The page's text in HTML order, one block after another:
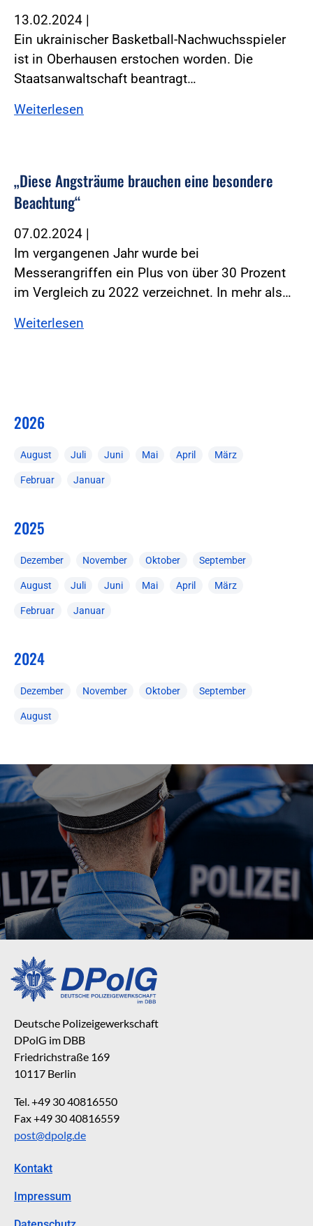
13.02.2024 |
Ein ukrainischer Basketball-Nachwuchsspieler
ist in Oberhausen erstochen worden. Die
Staatsanwaltschaft beantragt…
Weiterlesen
„Diese Angsträume brauchen eine besondere
Beachtung“
07.02.2024 |
Im vergangenen Jahr wurde bei
Messerangriffen ein Plus von über 30 Prozent
im Vergleich zu 2022 verzeichnet. In mehr als…
Weiterlesen
2026
August Juli Juni Mai April März
Februar Januar
2025
Dezember November Oktober September
August Juli Juni Mai April März
Februar Januar
2024
Dezember November Oktober September
August
Deutsche Polizeigewerkschaft
DPolG im DBB
Friedrichstraße 169
10117 Berlin
Tel. +49 30 40816550
Fax +49 30 40816559
post@dpolg.de
Kontakt
Impressum